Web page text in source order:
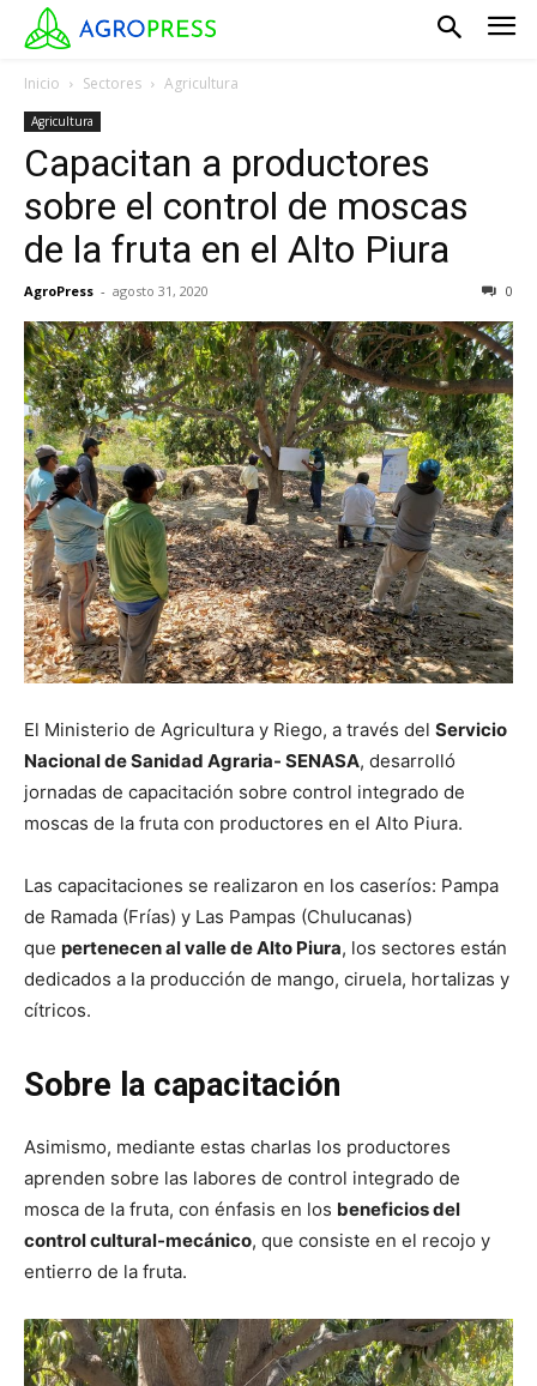
Inicio Sectores Agricultura
Agricultura
Capacitan a productores
sobre el control de moscas
de la fruta en el Alto Piura
AgroPress - agosto 31, 2020 0
El Ministerio de Agricultura y Riego, a través del Servicio
Nacional de Sanidad Agraria- SENASA, desarrolló
jornadas de capacitación sobre control integrado de
moscas de la fruta con productores en el Alto Piura.
Las capacitaciones se realizaron en los caseríos: Pampa
de Ramada (Frías) y Las Pampas (Chulucanas)
que pertenecen al valle de Alto Piura, los sectores están
dedicados a la producción de mango, ciruela, hortalizas y
cítricos.
Sobre la capacitación
Asimismo, mediante estas charlas los productores
aprenden sobre las labores de control integrado de
mosca de la fruta, con énfasis en los beneficios del
control cultural-mecánico, que consiste en el recojo y
entierro de la fruta.